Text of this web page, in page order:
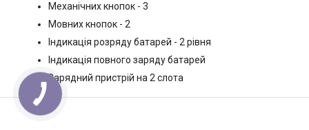
Механічних кнопок - 3
Мовних кнопок - 2
Індикація розряду батарей - 2 рівня
Індикація повного заряду батарей
Зарядний пристрій на 2 слота